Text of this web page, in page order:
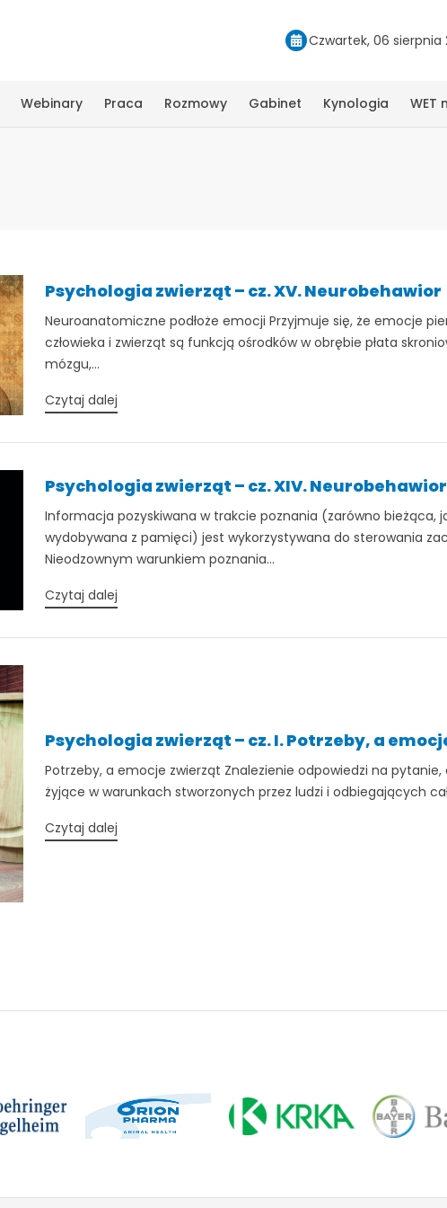
TAK, JESTEM PROFESIONALISTĄ
Nie jestem profesionalistą
Czwartek, 06 sierpnia
Webinary Praca Rozmowy Gabinet Kynologia WET
Psychologia zwierząt – cz. XV. Neurobehawior
Neuroanatomiczne podłoże emocji Przyjmuje się, że emocje
człowieka i zwierząt są funkcją ośrodków w obrębie płata
mózgu,...
Czytaj dalej
Psychologia zwierząt – cz. XIV. Neurobehawior
Informacja pozyskiwana w trakcie poznania (zarówno bieżąca,
wydobywana z pamięci) jest wykorzystywana do sterowania
Nieodzownym warunkiem poznania...
Czytaj dalej
Psychologia zwierząt – cz. I. Potrzeby, a
Potrzeby, a emocje zwierząt Znalezienie odpowiedzi na pytanie,
żyjące w warunkach stworzonych przez ludzi i odbiegających
Czytaj dalej